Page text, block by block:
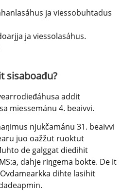
ja viessobuhtadus
ja viessolasáhus.
sisaboađu?
addit
miessemánu 4. beaivvi.
njukčamánu 31. beaivvi
juo oažžut ruoktut
de galggat dieđihit
dahje riŋgema bokte. De it
dihte lasihit